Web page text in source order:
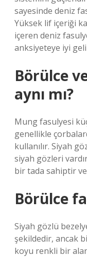
sayesinde deniz
Yüksek lif içeriği
içeren deniz
anksiyeteye iyi
Börülce
aynı mı?
Mung fasulyesi
genellikle
kullanılır. Siyah
siyah gözleri
bir tada sahiptir
Börülce
Siyah gözlü
şekildedir, ancak
koyu renkli bir